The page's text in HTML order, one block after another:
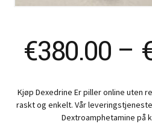
€380.00 –
Kjøp Dexedrine Er piller online uten
raskt og enkelt. Vår
Dextroamphetamine på